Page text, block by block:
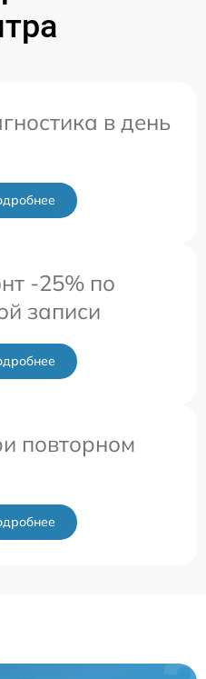
в день
-25% по
записи
повторном